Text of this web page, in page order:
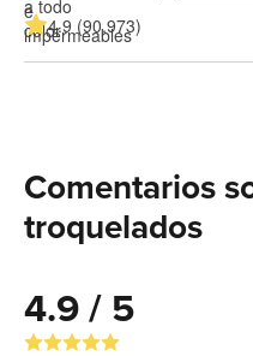
4.9 (90,973)
Comentarios
troquelados
4.9 / 5